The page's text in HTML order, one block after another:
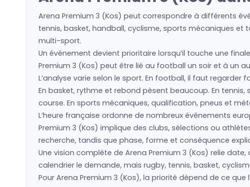
Arena Premium 3 (Kos) peut correspondre à différents
tennis, basket, handball, cyclisme, sports mécaniques et
multi-sport.
Un événement devient prioritaire lorsqu’il touche une
Premium 3 (Kos) peut être lié au football un soir et à un
L’analyse varie selon le sport. En football, il faut
En basket, rythme et rebond pèsent beaucoup. En
course. En sports mécaniques, qualification, pneus et
L’heure française ordonne de nombreux événements
Premium 3 (Kos) implique des clubs, sélections ou
recherche, tandis que phase, forme et conséquence
Une vision complète de Arena Premium 3 (Kos) relie
calendrier le demande, mais rugby, tennis, basket,
Pour Arena Premium 3 (Kos), la priorité dépend de ce